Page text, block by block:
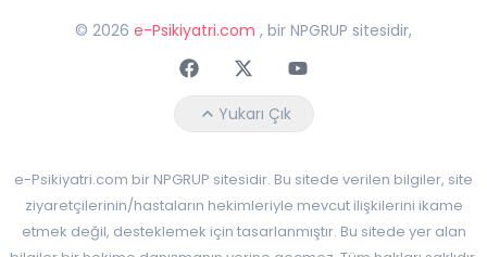
© 2026 e-Psikiyatri.com , bir NPGRUP sitesidir,
FaceebokTwitterYoutube
Yukarı Çık
e-Psikiyatri.com bir NPGRUP sitesidir. Bu sitede verilen bilgiler, site
ziyaretçilerinin/hastaların hekimleriyle mevcut ilişkilerini ikame
etmek değil, desteklemek için tasarlanmıştır. Bu sitede yer alan